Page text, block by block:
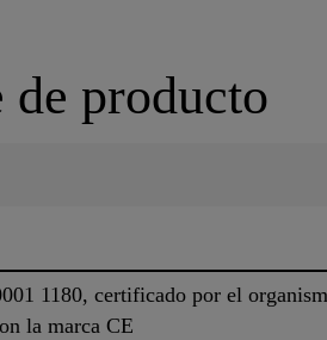
de producto
1180, certificado por el
la marca CE